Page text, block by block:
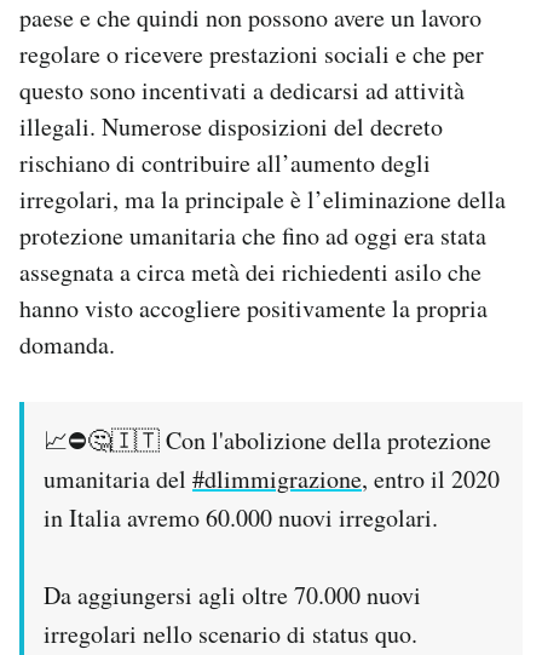
paese e che quindi non possono avere un lavoro
regolare o ricevere prestazioni sociali e che per
questo sono incentivati a dedicarsi ad attività
illegali. Numerose disposizioni del decreto
rischiano di contribuire all’aumento degli
irregolari, ma la principale è l’eliminazione della
protezione umanitaria che fino ad oggi era stata
assegnata a circa metà dei richiedenti asilo che
hanno visto accogliere positivamente la propria
domanda.
📈⛔️🤔🇮🇹 Con l'abolizione della protezione
umanitaria del #dlimmigrazione, entro il 2020
in Italia avremo 60.000 nuovi irregolari.
Da aggiungersi agli oltre 70.000 nuovi
irregolari nello scenario di status quo.